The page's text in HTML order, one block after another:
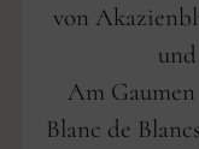
von
Am
Blanc de